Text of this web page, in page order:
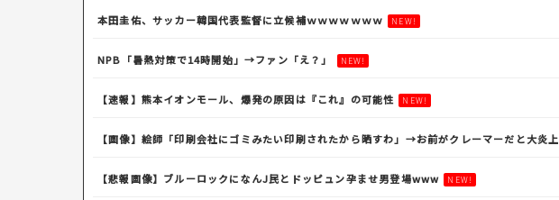
本田圭佑、サッカー韓国代表監督に立候補ｗｗｗｗｗｗｗ NEW!
NPB「暑熱対策で14時開始」→ファン「え？」 NEW!
【速報】熊本イオンモール、爆発の原因は『これ』の可能性 NEW!
【画像】絵師「印刷会社にゴミみたい印刷されたから晒すわ」→お前がクレーマーだと大炎上
【悲報画像】ブルーロックになんJ民とドッピュン孕ませ男登場www NEW!